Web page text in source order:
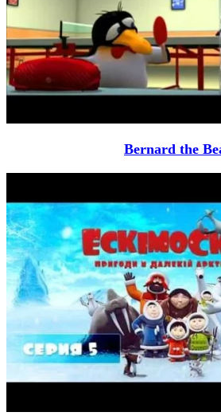
Bernard the